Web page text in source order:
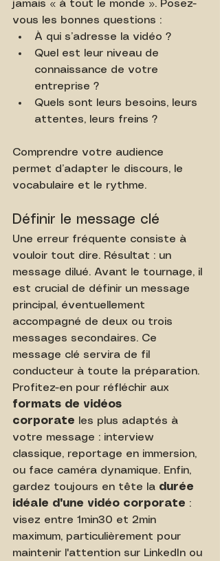
jamais « à tout le monde ». Posez-
vous les bonnes questions :
À qui s’adresse la vidéo ?
Quel est leur niveau de
connaissance de votre
entreprise ?
Quels sont leurs besoins, leurs
attentes, leurs freins ?
Comprendre votre audience
permet d’adapter le discours, le
vocabulaire et le rythme.
Définir le message clé
Une erreur fréquente consiste à
vouloir tout dire. Résultat : un
message dilué. Avant le tournage, il
est crucial de définir un message
principal, éventuellement
accompagné de deux ou trois
messages secondaires. Ce
message clé servira de fil
conducteur à toute la préparation.
Profitez-en pour réfléchir aux
formats de vidéos
corporate les plus adaptés à
votre message : interview
classique, reportage en immersion,
ou face caméra dynamique. Enfin,
gardez toujours en tête la durée
idéale d'une vidéo corporate :
visez entre 1min30 et 2min
maximum, particulièrement pour
maintenir l'attention sur LinkedIn ou